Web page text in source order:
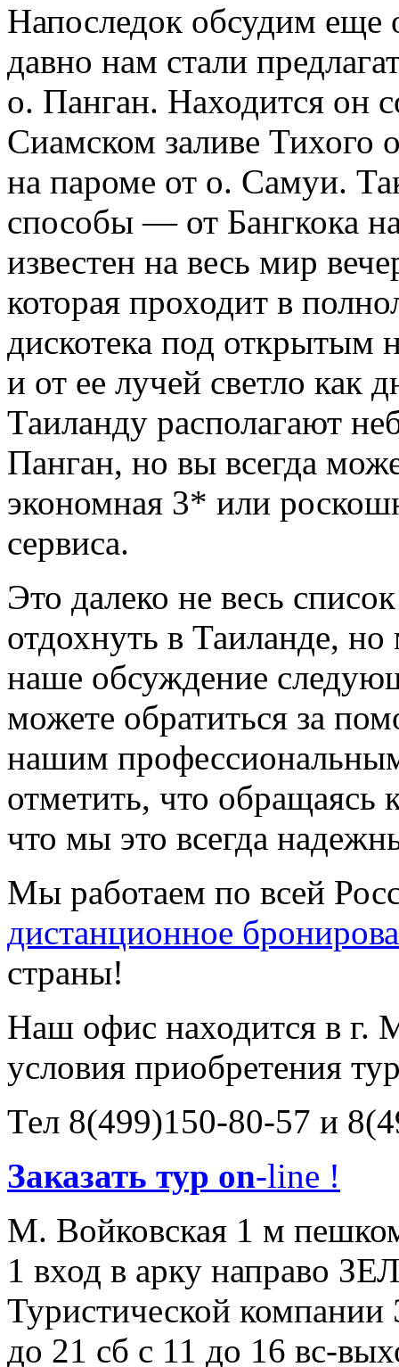
Напоследок обсудим еще
давно нам стали
о. Панган. Находится он
Сиамском заливе Тихого
на пароме от о. Самуи.
способы — от Бангкока
известен на весь мир
которая проходит в
дискотека под открытым
и от ее лучей светло как
Таиланду располагают
Панган, но вы всегда
экономная 3* или
сервиса.
Это далеко не весь
отдохнуть в Таиланде,
наше обсуждение
можете обратиться за
нашим
отметить, что
что мы это всегда
Мы работаем по всей
дистанционное
страны!
Наш офис находится в г.
условия приобретения
Тел 8(499)150-80-57 и
Заказать тур on-line !
М. Войковская 1 м
1 вход в арку направо
Туристической
до 21 сб с 11 до 16 вс-